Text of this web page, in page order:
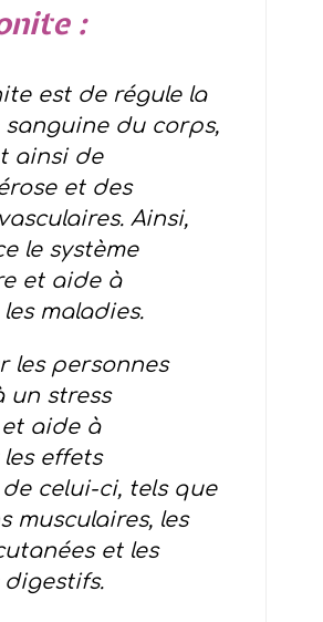
:
est de régule la
du corps,
ainsi de
et des
Ainsi,
le système
et aide à
maladies.
les personnes
un stress
aide à
effets
celui-ci, tels que
musculaires, les
et les
digestifs.